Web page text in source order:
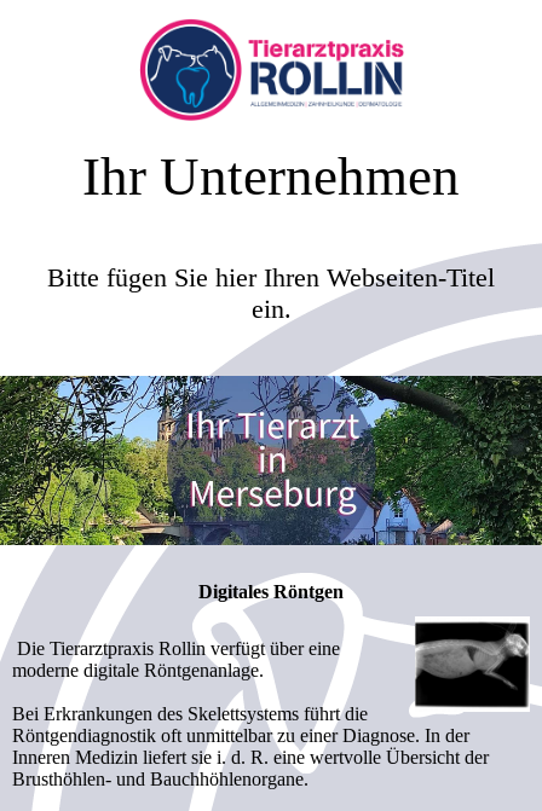
Ihr Unternehmen
Bitte fügen Sie hier Ihren Webseiten-Titel
ein.
Digitales Röntgen
Die Tierarztpraxis Rollin verfügt über eine
moderne digitale Röntgenanlage.
Bei Erkrankungen des Skelettsystems führt die
Röntgendiagnostik oft unmittelbar zu einer Diagnose. In der
Inneren Medizin liefert sie i. d. R. eine wertvolle Übersicht der
Brusthöhlen- und Bauchhöhlenorgane.